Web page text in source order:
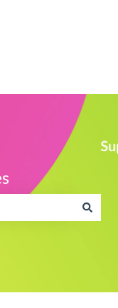
submenú de
de búsqueda está